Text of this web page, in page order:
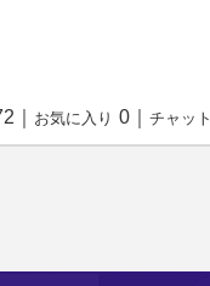
お気に入り 0 チャット